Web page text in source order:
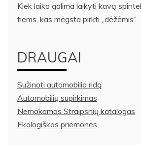
Kiek laiko galima laikyti kavą
tiems, kas mėgsta pirkti „dėžėmis“
DRAUGAI
Sužinoti automobilio ridą
Automobilių supirkimas
Nemokamas Straipsnių katalogas
Ekologiškos priemonės